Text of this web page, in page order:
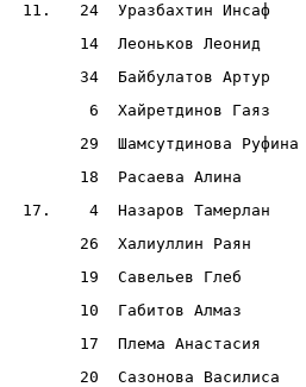
11.   24  Уразбахтин Инсаф
14  Леоньков Леонид
34  Байбулатов Артур
6  Хайретдинов Гаяз
29  Шамсутдинова Руфина
18  Расаева Алина
17.    4  Назаров Тамерлан
26  Халиуллин Раян
19  Савельев Глеб
10  Габитов Алмаз
17  Плема Анастасия
20  Сазонова Василиса